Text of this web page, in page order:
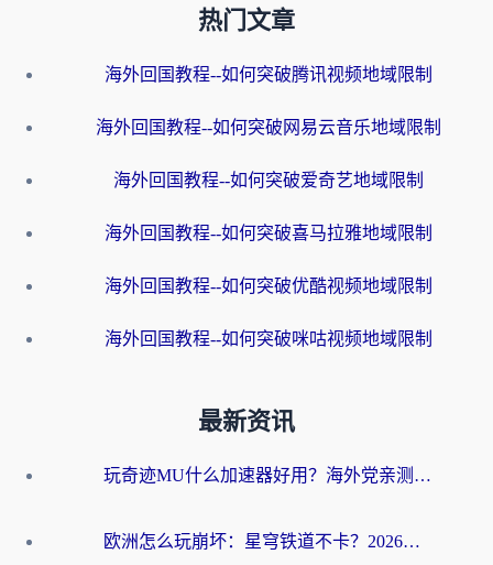
热门文章
海外回国教程--如何突破腾讯视频地域限制
海外回国教程--如何突破网易云音乐地域限制
海外回国教程--如何突破爱奇艺地域限制
海外回国教程--如何突破喜马拉雅地域限制
海外回国教程--如何突破优酷视频地域限制
海外回国教程--如何突破咪咕视频地域限制
最新资讯
玩奇迹MU什么加速器好用？海外党亲测：这款加速器让你告别延迟卡顿！
欧洲怎么玩崩坏：星穹铁道不卡？2026海外玩家国服游戏加速器终极攻略